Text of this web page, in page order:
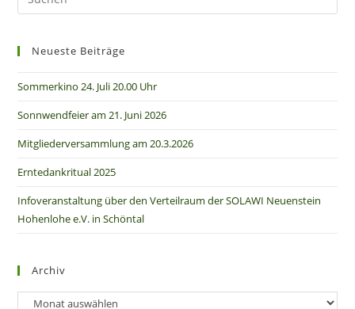
Neueste Beiträge
Sommerkino 24. Juli 20.00 Uhr
Sonnwendfeier am 21. Juni 2026
Mitgliederversammlung am 20.3.2026
Erntedankritual 2025
Infoveranstaltung über den Verteilraum der SOLAWI Neuenstein
Hohenlohe e.V. in Schöntal
Archiv